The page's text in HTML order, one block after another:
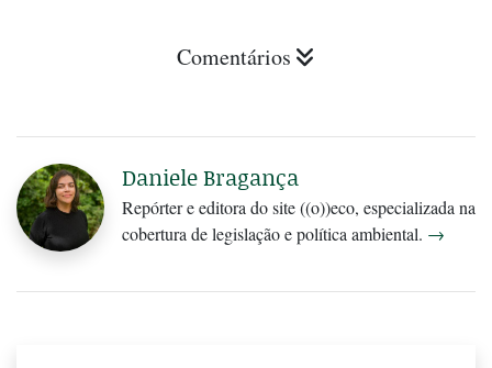
Comentários
Daniele Bragança
Repórter e editora do site ((o))eco, especializada na
cobertura de legislação e política ambiental. →